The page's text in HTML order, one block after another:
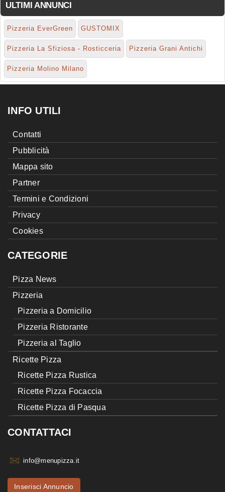
ULTIMI ANNUNCI
Pizzeria EverGreen GUSTOMIX
Pizzeria La Sfiziosa - Rosticceria Pizzeria Grani Antichi
Pizzeria Molino Milano
INFO UTILI
Contatti
Pubblicità
Mappa sito
Partner
Termini e Condizioni
Privacy
Cookies
CATEGORIE
Pizza News
Pizzeria
Pizzeria a Domicilio
Pizzeria Ristorante
Pizzeria al Taglio
Ricette Pizza
Ricette Pizza Rustica
Ricette Pizza Focaccia
Ricette Pizza di Pasqua
CONTATTACI
info@menupizza.it
Inserisci Annuncio